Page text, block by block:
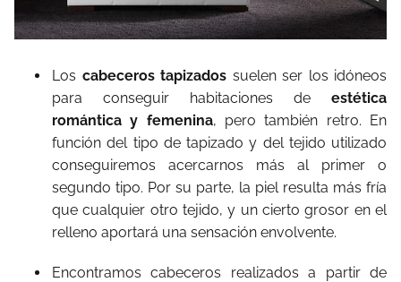
Los cabeceros tapizados suelen ser los idóneos
para conseguir habitaciones de
estética
romántica y femenina, pero también retro. En
función del tipo de tapizado y del tejido utilizado
conseguiremos acercarnos más al primer o
segundo tipo. Por su parte, la piel resulta más fría
que cualquier otro tejido, y un cierto grosor en el
relleno aportará una sensación envolvente.
Encontramos cabeceros realizados a partir de